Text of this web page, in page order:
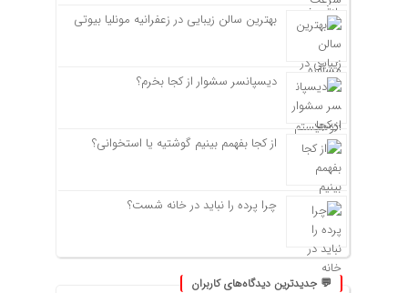
بهترین سالن زیبایی در زعفرانیه مونلیا بیوتی
دیسپانسر سشوار از کجا بخرم؟
از کجا بفهمم بینیم گوشتیه یا استخوانی؟
چرا پرده را نباید در خانه شست؟
💬 جدیدترین دیدگاه‌های کاربران